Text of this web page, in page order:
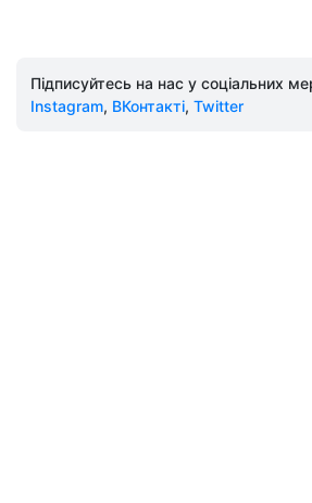
Підписуйтесь на нас у соціальних
Instagram, ВКонтакті, Twitter